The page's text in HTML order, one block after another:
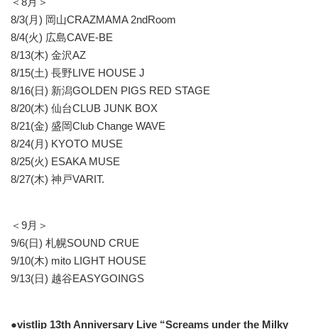
8/3(月) 岡山CRAZMAMA 2ndRoom
8/4(火) 広島CAVE-BE
8/13(木) 金沢AZ
8/15(土) 長野LIVE HOUSE J
8/16(日) 新潟GOLDEN PIGS RED STAGE
8/20(木) 仙台CLUB JUNK BOX
8/21(金) 盛岡Club Change WAVE
8/24(月) KYOTO MUSE
8/25(火) ESAKA MUSE
8/27(木) 神戸VARIT.
＜9月＞
9/6(日) 札幌SOUND CRUE
9/10(木) mito LIGHT HOUSE
9/13(日) 越谷EASYGOINGS
●vistlip 13th Anniversary Live “Screams under the Milky